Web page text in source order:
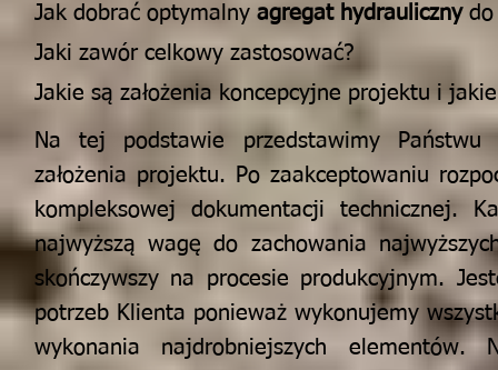
Jak dobrać optymalny agregat hydraulicznydo
Jaki zawór celkowy zastosować?
Jakie są założenia koncepcyjne projektu i
Na tej podstawie przedstawimy Państwu
założenia projektu. Po zaakceptowaniu
kompleksowej dokumentacji technicznej.
najwyższą wagę do zachowania
skończywszy na procesie produkcyjnym.
potrzeb Klienta ponieważ wykonujemy
wykonania najdrobniejszych elementów.